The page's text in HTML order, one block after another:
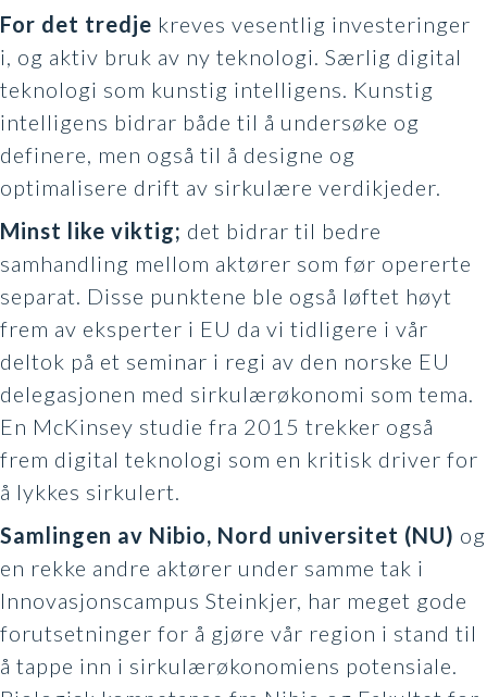
For det tredje kreves vesentlig investeringer
i, og aktiv bruk av ny teknologi. Særlig digital
teknologi som kunstig intelligens. Kunstig
intelligens bidrar både til å undersøke og
definere, men også til å designe og
optimalisere drift av sirkulære verdikjeder.
Minst like viktig; det bidrar til bedre
samhandling mellom aktører som før opererte
separat. Disse punktene ble også løftet høyt
frem av eksperter i EU da vi tidligere i vår
deltok på et seminar i regi av den norske EU
delegasjonen med sirkulærøkonomi som tema.
En McKinsey studie fra 2015 trekker også
frem digital teknologi som en kritisk driver for
å lykkes sirkulert.
Samlingen av Nibio, Nord universitet (NU) og
en rekke andre aktører under samme tak i
Innovasjonscampus Steinkjer, har meget gode
forutsetninger for å gjøre vår region i stand til
å tappe inn i sirkulærøkonomiens potensiale.